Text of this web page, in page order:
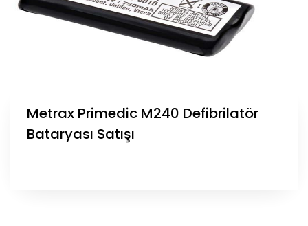
Metrax Primedic M240 Defibrilatör
Bataryası Satışı